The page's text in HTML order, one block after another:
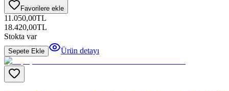
Favorilere ekle
11.050,00TL
18.420,00TL
Stokta var
Sepete Ekle Ürün detayı